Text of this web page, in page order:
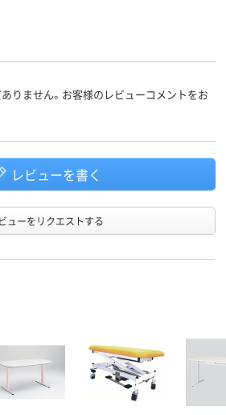
りません。お客様のレビューコメントをお
レビューを書く
ューをリクエストする